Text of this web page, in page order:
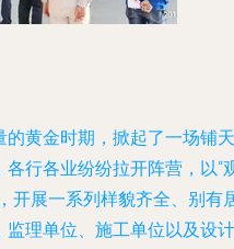
黄金时期，掀起了一场铺天
行各业纷纷拉开阵营，以“
开展一系列样貌齐全、别有
理单位、施工单位以及设计